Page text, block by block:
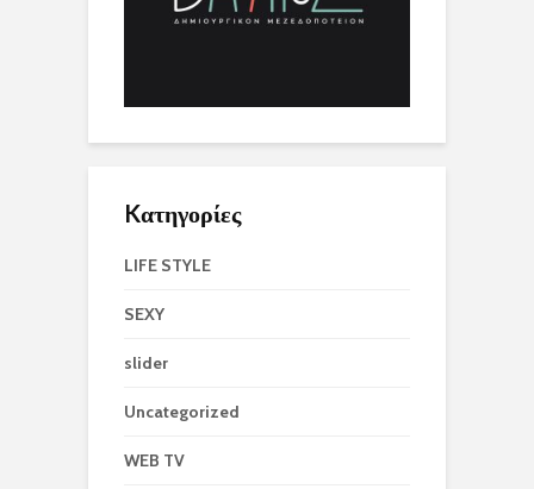
Kατηγορίες
LIFE STYLE
SEXY
slider
Uncategorized
WEB TV